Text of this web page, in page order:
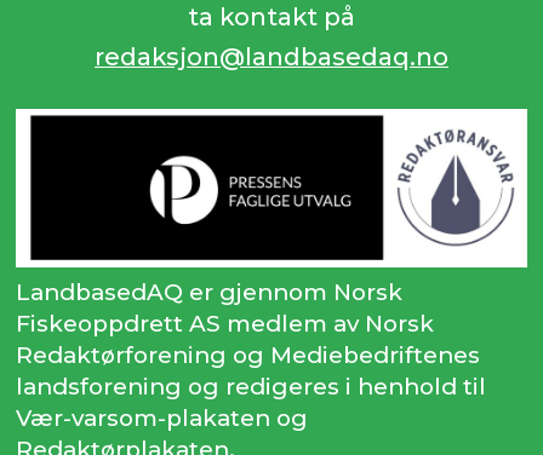
ta kontakt på
redaksjon@landbasedaq.no
LandbasedAQ er gjennom Norsk
Fiskeoppdrett AS medlem av Norsk
Redaktørforening og Mediebedriftenes
landsforening og redigeres i henhold til
Vær-varsom-plakaten og
Redaktørplakaten.